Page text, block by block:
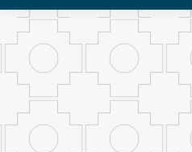
LABORATORIO DE
PROUMSA